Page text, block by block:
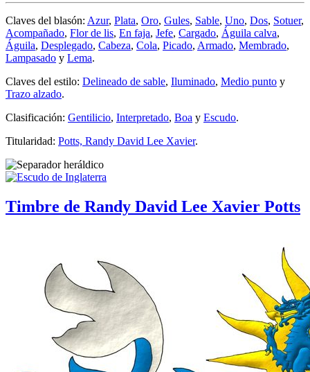
Claves del blasón: Azur, Plata, Oro, Gules, Sable, Uno, Dos, Sotuer,
Acompañado, Flor de lis, En faja, Jefe, Cargado, Águila calva,
Águila, Desplegado, Cabeza, Cola, Picado, Armado, Membrado,
Lampasado y Lema.
Claves del estilo: Delineado de sable, Iluminado, Medio punto y
Trazo alzado.
Clasificación: Gentilicio, Interpretado, Boa y Escudo.
Titularidad: Potts, Randy David Lee Xavier.
Timbre de Randy David Lee Xavier Potts